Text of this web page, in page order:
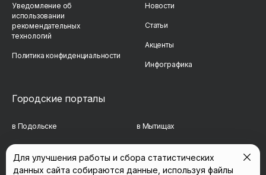
Уведомление об
использовании
рекомендательных
технологий
Политика конфиденциальности
Новости
Статьи
Акценты
Инфографика
Городские порталы
в Подольске в Мытищах
в Реутове
в Сергиевом Посаде в Люберцах
Для улучшения работы и сбора статистических
данных сайта собираются данные, используя файлы